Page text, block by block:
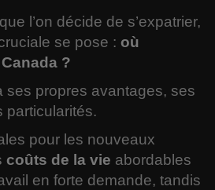
l’on décide de s’expatrier,
se pose : où
?
ses propres avantages, ses
particularités.
pour les nouveaux
coûts de la vie abordables
en forte demande, tandis